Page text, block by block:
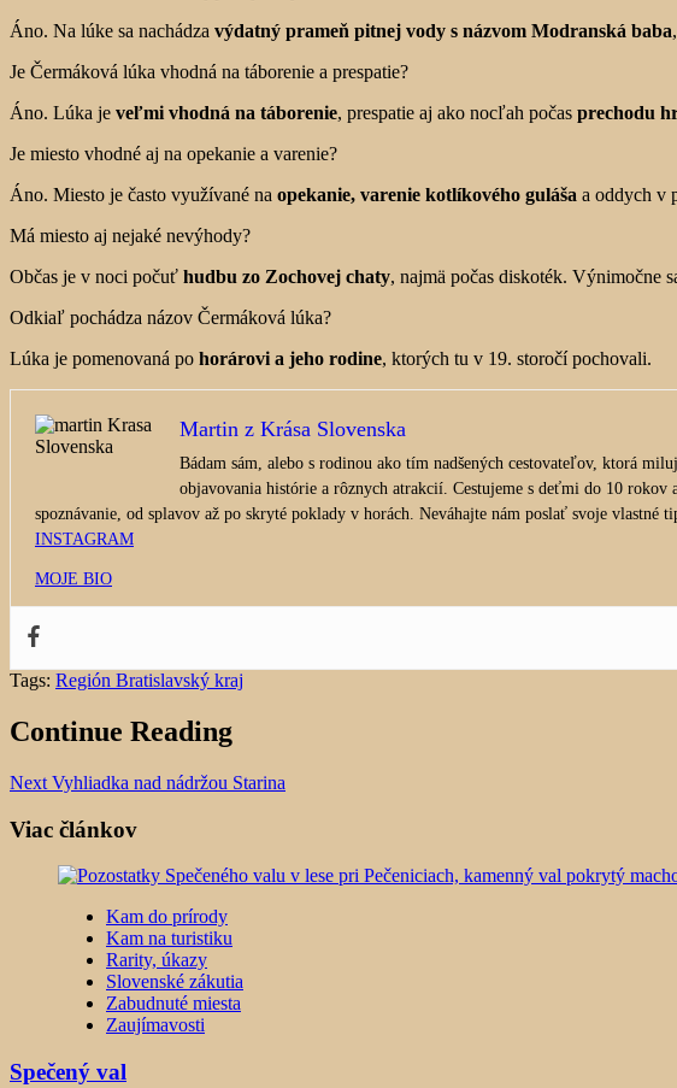
Áno. Na lúke sa nachádza výdatný prameň pitnej vody s názvom Modranská baba
Je Čermáková lúka vhodná na táborenie a prespatie?
Áno. Lúka je veľmi vhodná na táborenie, prespatie aj ako nocľah počas prechodu
Je miesto vhodné aj na opekanie a varenie?
Áno. Miesto je často využívané na opekanie, varenie kotlíkového guláša a oddych v
Má miesto aj nejaké nevýhody?
Občas je v noci počuť hudbu zo Zochovej chaty, najmä počas diskoték. Výnimočne
Odkiaľ pochádza názov Čermáková lúka?
Lúka je pomenovaná po horárovi a jeho rodine, ktorých tu v 19. storočí pochovali.
Martin z Krása Slovenska
Bádam sám, alebo s rodinou ako tím nadšených cestovateľov, ktorá
objavovania histórie a rôznych atrakcií. Cestujeme s deťmi do 10 rokov
spoznávanie, od splavov až po skryté poklady v horách. Neváhajte nám poslať svoje vlastné
INSTAGRAM
MOJE BIO
Tags: Región Bratislavský kraj
Continue Reading
Next Vyhliadka nad nádržou Starina
Viac článkov
Kam do prírody
Kam na turistiku
Rarity, úkazy
Slovenské zákutia
Zabudnuté miesta
Zaujímavosti
Spečený val